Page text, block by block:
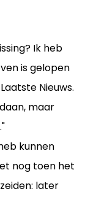
Ik heb
is gelopen
Nieuws.
maar
kunnen
nog toen het
later